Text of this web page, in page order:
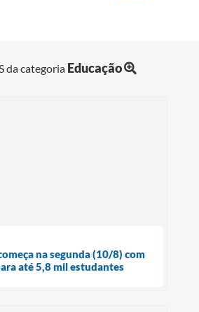
da categoria Educação
na segunda (10/8) com
até 5,8 mil estudantes